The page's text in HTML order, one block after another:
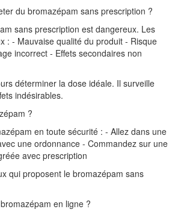
du bromazépam sans prescription ?
sans prescription est dangereux. Les
: - Mauvaise qualité du produit - Risque
incorrect - Effets secondaires non
déterminer la dose idéale. Il surveille
indésirables.
?
en toute sécurité : - Allez dans une
une ordonnance - Commandez sur une
avec prescription
qui proposent le bromazépam sans
en ligne ?